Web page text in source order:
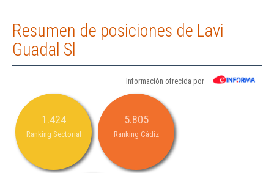
Resumen de posiciones de Lavi
Guadal Sl
Información ofrecida por
1.424
Ranking Sectorial
5.805
Ranking Cádiz